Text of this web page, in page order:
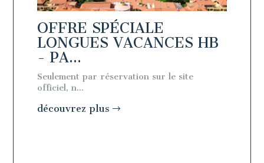
OFFRE SPÉCIALE
LONGUES VACANCES HB
- PA...
Seulement par réservation sur le site
officiel, n...
découvrez plus